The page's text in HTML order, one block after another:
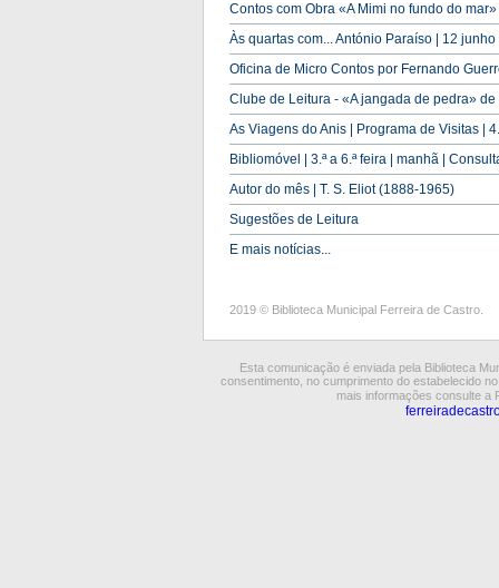
Contos com Obra «A Mimi no fundo do
Às quartas com... António Paraíso | 12 junho
Oficina de Micro Contos por Fernando
Clube de Leitura - «A jangada de pedra»
As Viagens do Anis | Programa de Visitas |
Bibliomóvel | 3.ª a 6.ª feira | manhã |
Autor do mês | T. S. Eliot (1888-1965)
Sugestões de Leitura
E mais notícias...
2019 © Biblioteca Municipal Ferreira de Castro.
Esta comunicação é enviada pela Biblioteca
consentimento, no cumprimento do estabelecido
mais informações consulte a